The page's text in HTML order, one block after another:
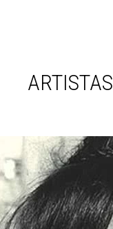
ARTISTAS